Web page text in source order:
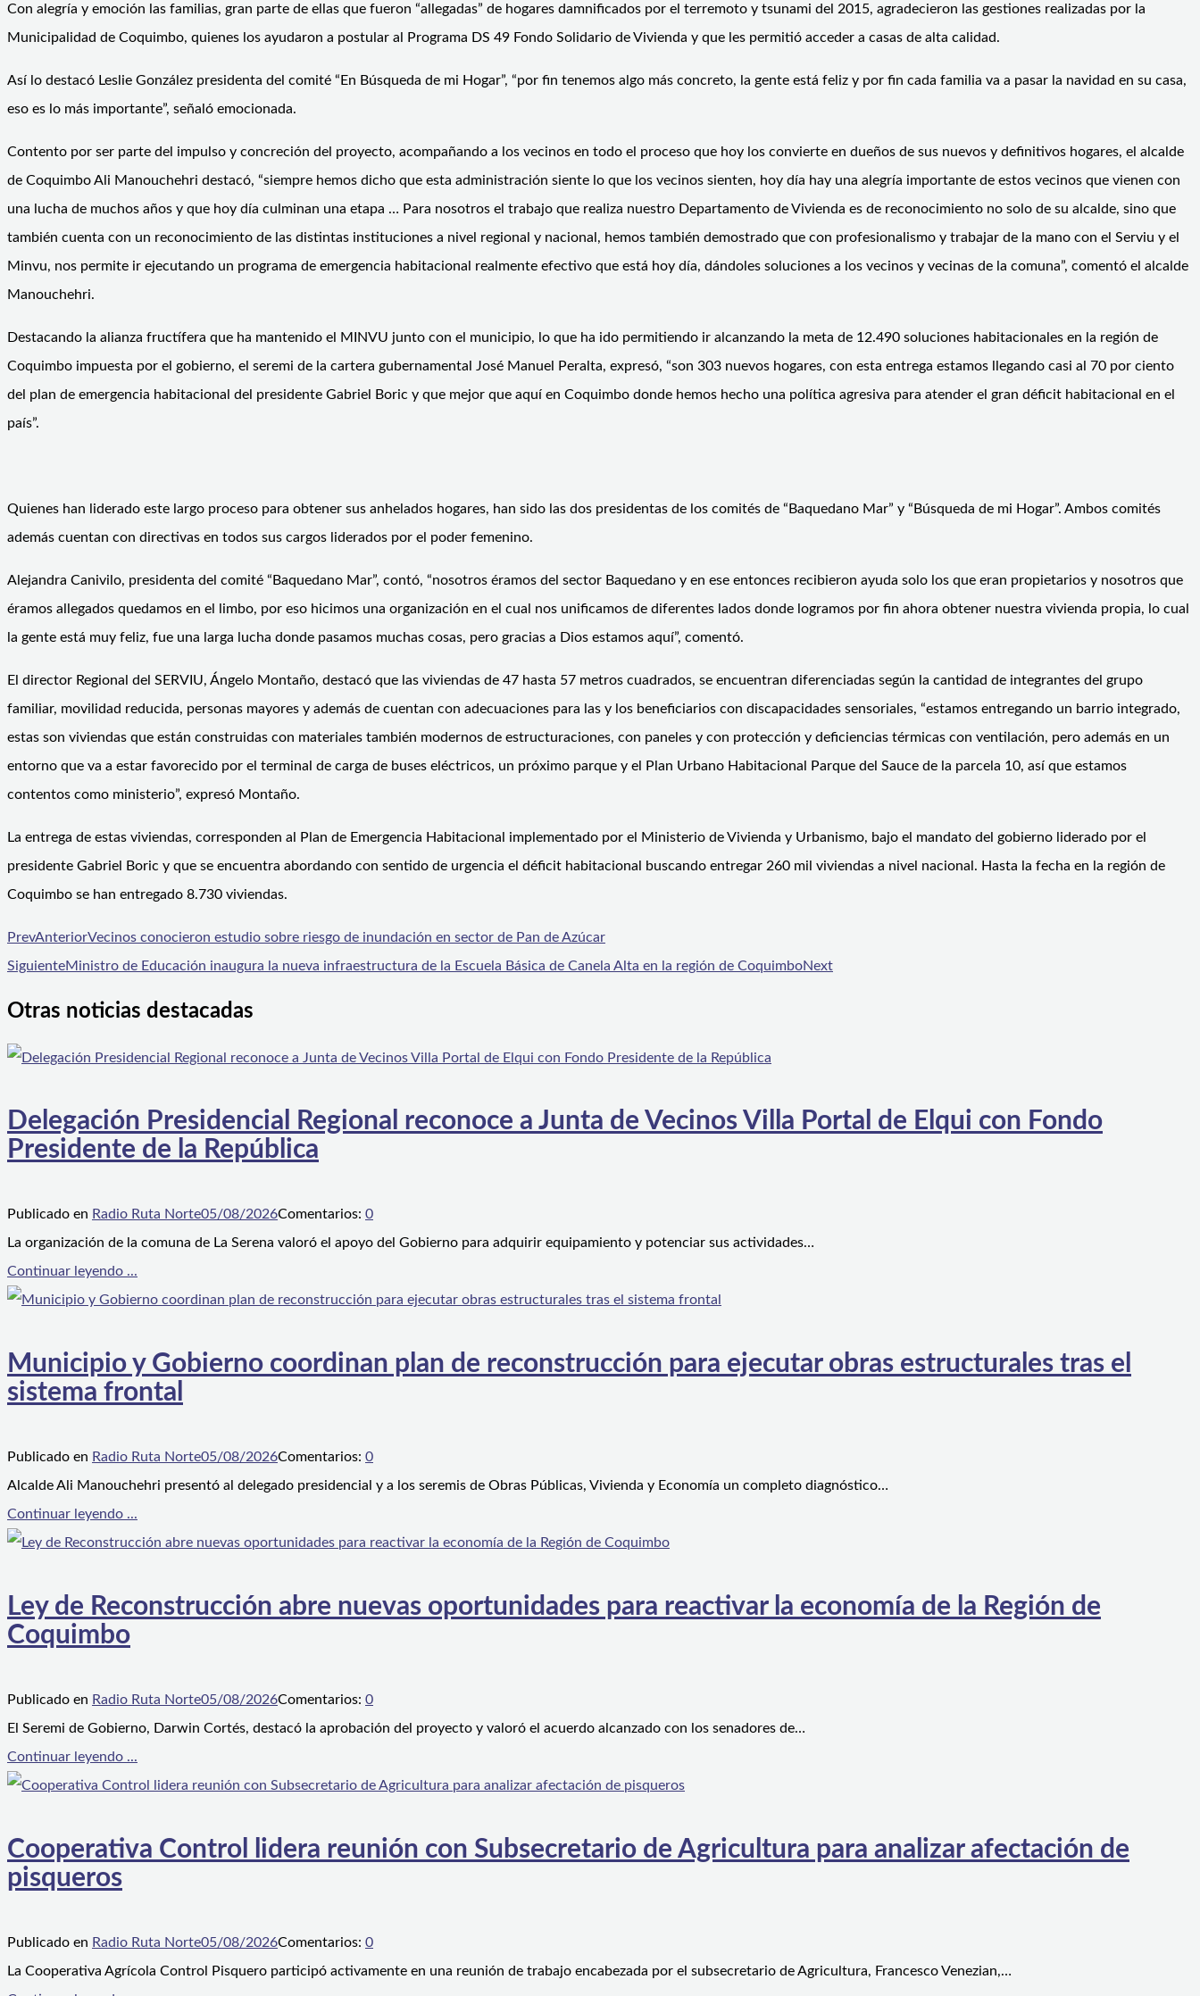
Con alegría y emoción las familias, gran parte de ellas que fueron “allegadas” de hogares damnificados por el terremoto y tsunami del 2015, agradecieron las gestiones realizadas por la
Municipalidad de Coquimbo, quienes los ayudaron a postular al Programa DS 49 Fondo Solidario de Vivienda y que les permitió acceder a casas de alta calidad.
Así lo destacó Leslie González presidenta del comité “En Búsqueda de mi Hogar”, “por fin tenemos algo más concreto, la gente está feliz y por fin cada familia va a pasar la navidad en su casa,
eso es lo más importante”, señaló emocionada.
Contento por ser parte del impulso y concreción del proyecto, acompañando a los vecinos en todo el proceso que hoy los convierte en dueños de sus nuevos y definitivos hogares, el alcalde
de Coquimbo Ali Manouchehri destacó, “siempre hemos dicho que esta administración siente lo que los vecinos sienten, hoy día hay una alegría importante de estos vecinos que vienen con
una lucha de muchos años y que hoy día culminan una etapa … Para nosotros el trabajo que realiza nuestro Departamento de Vivienda es de reconocimiento no solo de su alcalde, sino que
también cuenta con un reconocimiento de las distintas instituciones a nivel regional y nacional, hemos también demostrado que con profesionalismo y trabajar de la mano con el Serviu y el
Minvu, nos permite ir ejecutando un programa de emergencia habitacional realmente efectivo que está hoy día, dándoles soluciones a los vecinos y vecinas de la comuna”, comentó el alcalde
Manouchehri.
Destacando la alianza fructífera que ha mantenido el MINVU junto con el municipio, lo que ha ido permitiendo ir alcanzando la meta de 12.490 soluciones habitacionales en la región de
Coquimbo impuesta por el gobierno, el seremi de la cartera gubernamental José Manuel Peralta, expresó, “son 303 nuevos hogares, con esta entrega estamos llegando casi al 70 por ciento
del plan de emergencia habitacional del presidente Gabriel Boric y que mejor que aquí en Coquimbo donde hemos hecho una política agresiva para atender el gran déficit habitacional en el
país”.
Quienes han liderado este largo proceso para obtener sus anhelados hogares, han sido las dos presidentas de los comités de “Baquedano Mar” y “Búsqueda de mi Hogar”. Ambos comités
además cuentan con directivas en todos sus cargos liderados por el poder femenino.
Alejandra Canivilo, presidenta del comité “Baquedano Mar”, contó, “nosotros éramos del sector Baquedano y en ese entonces recibieron ayuda solo los que eran propietarios y nosotros que
éramos allegados quedamos en el limbo, por eso hicimos una organización en el cual nos unificamos de diferentes lados donde logramos por fin ahora obtener nuestra vivienda propia, lo cual
la gente está muy feliz, fue una larga lucha donde pasamos muchas cosas, pero gracias a Dios estamos aquí”, comentó.
El director Regional del SERVIU, Ángelo Montaño, destacó que las viviendas de 47 hasta 57 metros cuadrados, se encuentran diferenciadas según la cantidad de integrantes del grupo
familiar, movilidad reducida, personas mayores y además de cuentan con adecuaciones para las y los beneficiarios con discapacidades sensoriales, “estamos entregando un barrio integrado,
estas son viviendas que están construidas con materiales también modernos de estructuraciones, con paneles y con protección y deficiencias térmicas con ventilación, pero además en un
entorno que va a estar favorecido por el terminal de carga de buses eléctricos, un próximo parque y el Plan Urbano Habitacional Parque del Sauce de la parcela 10, así que estamos
contentos como ministerio”, expresó Montaño.
La entrega de estas viviendas, corresponden al Plan de Emergencia Habitacional implementado por el Ministerio de Vivienda y Urbanismo, bajo el mandato del gobierno liderado por el
presidente Gabriel Boric y que se encuentra abordando con sentido de urgencia el déficit habitacional buscando entregar 260 mil viviendas a nivel nacional. Hasta la fecha en la región de
Coquimbo se han entregado 8.730 viviendas.
PrevAnteriorVecinos conocieron estudio sobre riesgo de inundación en sector de Pan de Azúcar
SiguienteMinistro de Educación inaugura la nueva infraestructura de la Escuela Básica de Canela Alta en la región de CoquimboNext
Otras noticias destacadas
Delegación Presidencial Regional reconoce a Junta de Vecinos Villa Portal de Elqui con Fondo
Presidente de la República
Publicado en Radio Ruta Norte05/08/2026Comentarios: 0
La organización de la comuna de La Serena valoró el apoyo del Gobierno para adquirir equipamiento y potenciar sus actividades…
Continuar leyendo ...
Municipio y Gobierno coordinan plan de reconstrucción para ejecutar obras estructurales tras el
sistema frontal
Publicado en Radio Ruta Norte05/08/2026Comentarios: 0
Alcalde Ali Manouchehri presentó al delegado presidencial y a los seremis de Obras Públicas, Vivienda y Economía un completo diagnóstico…
Continuar leyendo ...
Ley de Reconstrucción abre nuevas oportunidades para reactivar la economía de la Región de
Coquimbo
Publicado en Radio Ruta Norte05/08/2026Comentarios: 0
El Seremi de Gobierno, Darwin Cortés, destacó la aprobación del proyecto y valoró el acuerdo alcanzado con los senadores de…
Continuar leyendo ...
Cooperativa Control lidera reunión con Subsecretario de Agricultura para analizar afectación de
pisqueros
Publicado en Radio Ruta Norte05/08/2026Comentarios: 0
La Cooperativa Agrícola Control Pisquero participó activamente en una reunión de trabajo encabezada por el subsecretario de Agricultura, Francesco Venezian,…